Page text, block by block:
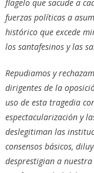
flagelo que sacude a
fuerzas políticas a
histórico que excede
los santafesinos y las
Repudiamos y
dirigentes de la
uso de esta tragedia
espectacularización y
deslegitiman las
consensos básicos,
desprestigian a